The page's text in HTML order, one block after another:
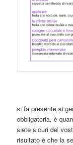
si fa presente ai
obbligatoria, è
siete sicuri del
risultato è che la